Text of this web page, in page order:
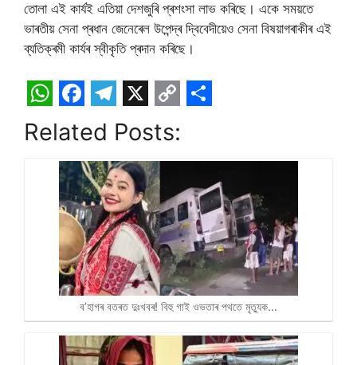
তোলা এই কাৰ্যই এতিয়া দেশজুৰি প্ৰশংসা লাভ কৰিছে। একে সময়তে
ভাৰতীয় সেনা প্ৰধান জেনেৰেল উপেন্দ্ৰ দ্বিবেদীয়েও সেনা বিষয়াগৰাকীৰ এই
ব্যতিক্ৰমী কাৰ্যৰ স্বীকৃতি প্ৰদান কৰিছে।
W
h
F
a
c
e
b
o
o
k
T
e
l
e
g
r
a
m
X
C
o
p
y
L
i
n
k
a
r
e
Related Posts:
ব’হাগৰ বতৰত দুঃখবৰ! বিহু গাই ওভতাৰ পথতে মৃত্যুক…